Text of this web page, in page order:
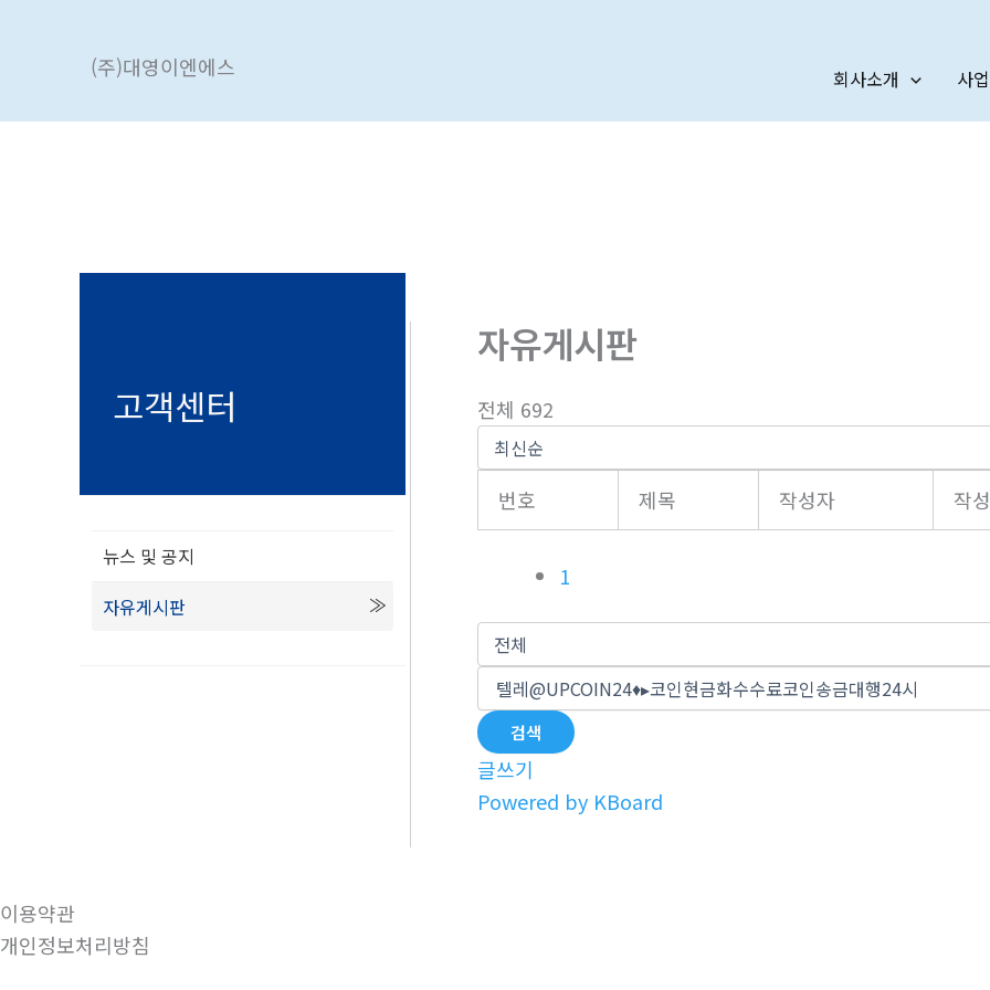
(주)대영이엔에스
회사소개 사
고객센터
뉴스 및 공지
자유게시판
자유게시판
전체 692
번호 제목 작성자 작
1
검색
글쓰기
Powered by KBoard
이용약관
개인정보처리방침